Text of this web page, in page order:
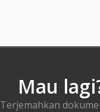
Mau
Terjemahkan